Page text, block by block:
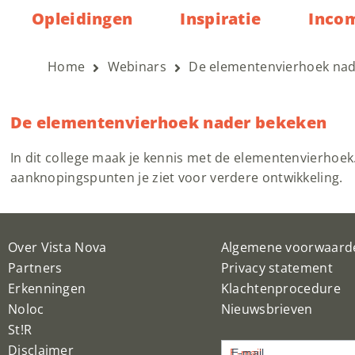
Opleidingen Inspiratie
Home Webinars De elementenvierhoek
De elementenvierhoek nader bekeken
In dit college maak je kennis met de
aanknopingspunten je ziet voor verdere ontwikkeling.
Over Vista Nova
Partners
Erkenningen
Noloc
St!R
Disclaimer
Algemene
Privacy statement
Klachtenprocedure
Nieuwsbrieven
Nieuwsbrief